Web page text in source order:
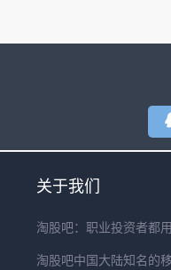
关于我们
淘股吧：职业投资者都
淘股吧中国大陆知名的